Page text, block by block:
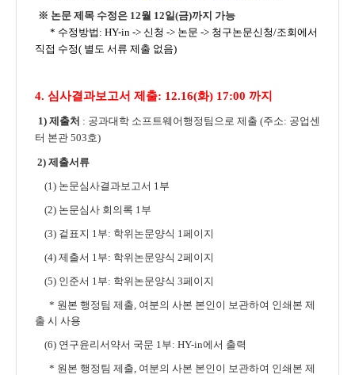
※ 논문 제목 수정은 12월 12일(금)까지 가능
* 수정방법: HY-in -> 신청 -> 논문 -> 청구논문신청/조회에서
직접 수정( 별도 서류 제출 없음)
4. 심사결과보고서 제출: 12.16(화) 17:00 까지
1) 제출처 : 공과대학 소프트웨어행정팀으로 제출 (주소: 공업센
터 본관 503호)
2) 제출서류
(1) 논문심사결과보고서 1부
(2) 논문심사 회의록 1부
(3) 겉표지 1부: 학위논문양식 1페이지
(4) 제출서 1부: 학위논문양식 2페이지
(5) 인준서 1부: 학위논문양식 3페이지
* 원본 행정팀 제출, 여분의 사본 본인이 보관하여 인쇄본 제
출 시 사용
(6) 연구윤리서약서 국문 1부: HY-in에서 출력
* 원본 행정팀 제출, 여분의 사본 본인이 보관하여 인쇄본 제